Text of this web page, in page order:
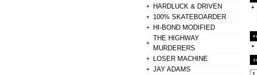
HARDLUCK & DRIVEN
100% SKATEBOARDER
HI-BOND MODIFIED
THE HIGHWAY
MURDERERS
LOSER MACHINE
JAY ADAMS